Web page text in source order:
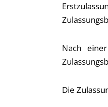
Nach
Die